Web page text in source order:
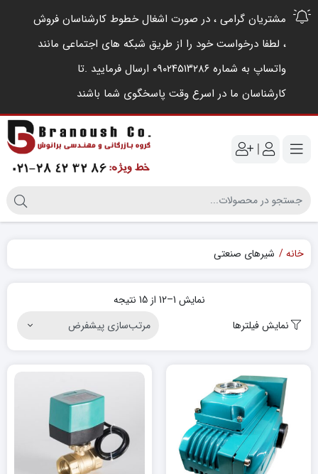
مشتریان گرامی ، در صورت اشغال خطوط کارشناسان فروش
، لطفا درخواست خود را از طریق شبکه های اجتماعی مانند
واتساپ به شماره ۰۹۰۲۴۵۱۳۲۸۶ ارسال فرمایید .‌تا
کارشناسان ما در اسرع وقت پاسخگوی شما باشند
|
خانه شیرهای صنعتی
نمایش 1–12 از 15 نتیجه
نمایش فیلترها